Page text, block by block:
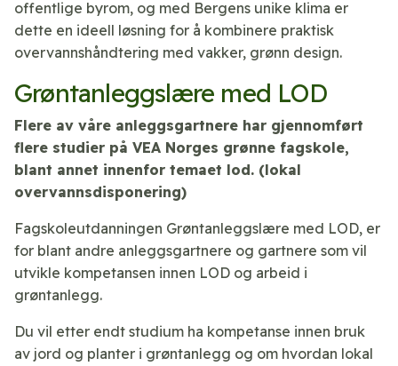
offentlige byrom, og med Bergens unike klima er
dette en ideell løsning for å kombinere praktisk
overvannshåndtering med vakker, grønn design.
Grøntanleggslære med LOD
Flere av våre anleggsgartnere har gjennomført
flere studier på VEA Norges grønne fagskole,
blant annet innenfor temaet lod. (lokal
overvannsdisponering)
Fagskoleutdanningen Grøntanleggslære med LOD, er
for blant andre anleggsgartnere og gartnere som vil
utvikle kompetansen innen LOD og arbeid i
grøntanlegg.
Du vil etter endt studium ha kompetanse innen bruk
av jord og planter i grøntanlegg og om hvordan lokal